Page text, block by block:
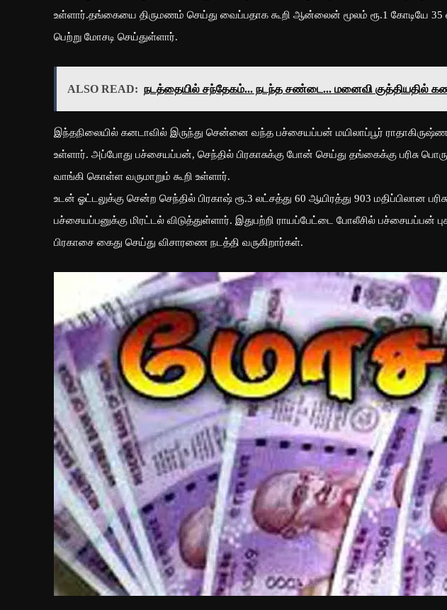
உள்ளார்.தங்கையை திருமணம் செய்து வைப்பதாக கூறி ஆன்லைன் மூலம் ரூ.1 கோடியே 35
பெற்று மோசடி செய்துள்ளார்.
ALSO READ: நடத்தையில் சந்தேகம்... நடந்த சண்டை... மனைவி குத்தியதில்
இந்தநிலையில் கனடாவில் இருந்து சென்னை வந்த பச்சையப்பன் மயிலாப்பூர்
உள்ளார். அப்போது பச்சையப்பன், செந்தில் பிரகாசுக்கு போன் செய்து தங்கைக்கு பரிசு
வாங்கி கொள்ள வருமாறும் கூறி உள்ளார்.
உடன் ஓட்டலுக்கு சென்ற செந்தில் பிரகாஷ் ரூ.3 லட்சத்து 60 ஆயிரத்து 903 மதிப்பிலான
பச்சையப்பனுக்கு மிரட்டல் விடுத்துள்ளார். இதுபற்றி ராயப்பேட்டை போலீசில் பச்சையப்பன்
பிரகாசை கைது செய்து விசாரணை நடத்தி வருகிறார்கள்.